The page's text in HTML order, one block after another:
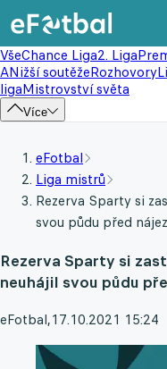
VšeChance Liga2. Liga
ANižší soutěžeRozhovory
ligaMistrovství světa
Více
eFotbal
Liga mistrů
Rezerva Sparty si
svou půdu před
Rezerva Sparty si
neuhájil svou půdu
eFotbal,17.10.2021 15:24